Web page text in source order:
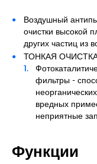
Воздушный
очистки высокой
других частиц из
ТОНКАЯ
фильтры -
вредных
неприятные
Функции